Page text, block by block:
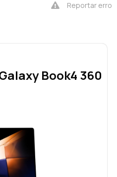
Reportar erro
Book4 360